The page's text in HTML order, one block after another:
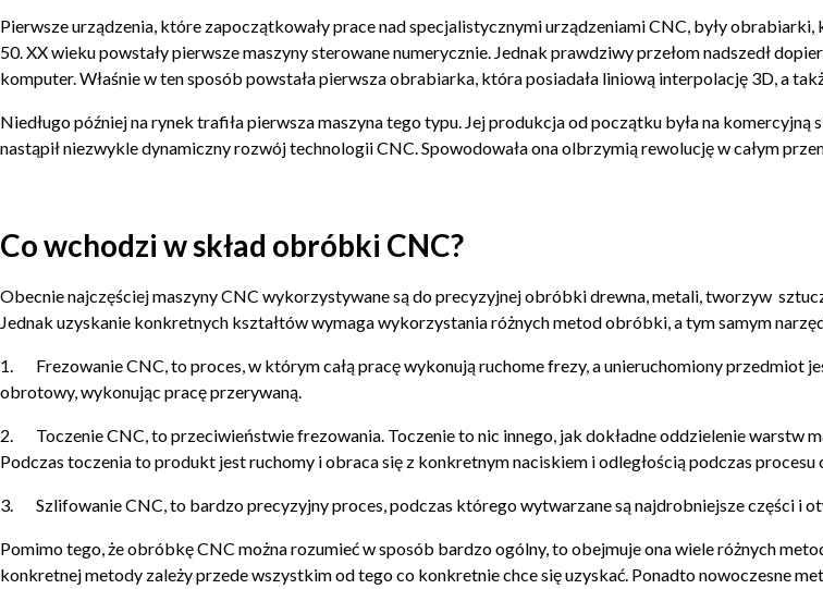
Pierwsze urządzenia, które zapoczątkowały prace nad specjalistycznymi urządzeniami CNC, były
50. XX wieku powstały pierwsze maszyny sterowane numerycznie. Jednak prawdziwy przełom nadszedł
komputer. Właśnie w ten sposób powstała pierwsza obrabiarka, która posiadała liniową interpolację 3D, a
Niedługo później na rynek trafiła pierwsza maszyna tego typu. Jej produkcja od początku była na
nastąpił niezwykle dynamiczny rozwój technologii CNC. Spowodowała ona olbrzymią rewolucję w całym
Co wchodzi w skład obróbki CNC?
Obecnie najczęściej maszyny CNC wykorzystywane są do precyzyjnej obróbki drewna, metali, tworzyw
Jednak uzyskanie konkretnych kształtów wymaga wykorzystania różnych metod obróbki, a tym samym
1. Frezowanie CNC, to proces, w którym całą pracę wykonują ruchome frezy, a unieruchomiony przedmiot
obrotowy, wykonując pracę przerywaną.
2. Toczenie CNC, to przeciwieństwie frezowania. Toczenie to nic innego, jak dokładne oddzielenie warstw
Podczas toczenia to produkt jest ruchomy i obraca się z konkretnym naciskiem i odległością podczas procesu
3. Szlifowanie CNC, to bardzo precyzyjny proces, podczas którego wytwarzane są najdrobniejsze części i
Pomimo tego, że obróbkę CNC można rozumieć w sposób bardzo ogólny, to obejmuje ona wiele różnych
konkretnej metody zależy przede wszystkim od tego co konkretnie chce się uzyskać. Ponadto nowoczesne